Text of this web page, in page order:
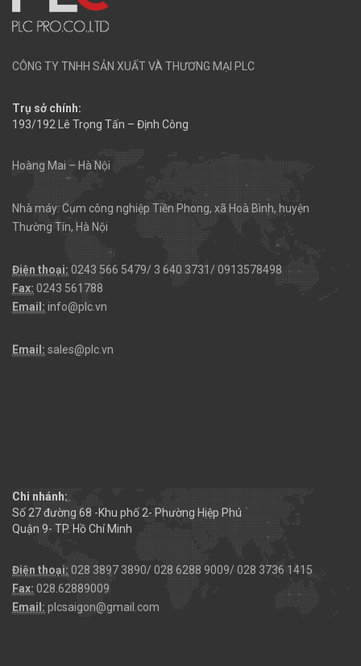
CÔNG TY TNHH SẢN XUẤT VÀ THƯƠNG MẠI PLC
Trụ sở chính:
193/192 Lê Trọng Tấn – Định Công
Hoàng Mai – Hà Nội
Nhà máy: Cụm công nghiệp Tiền Phong, xã Hoà Bình, huyện
Thường Tín, Hà Nội
Điện thoại: 0243 566 5479/ 3 640 3731/ 0913578498
Fax: 0243 561788
Email: info@plc.vn
Email: sales@plc.vn
Chi nhánh:
Số 27 đường 68 -Khu phố 2- Phường Hiệp Phú
Quận 9- TP. Hồ Chí Minh
Điện thoại: 028 3897 3890/ 028 6288 9009/ 028 3736 1415
Fax: 028.62889009
Email: plcsaigon@gmail.com